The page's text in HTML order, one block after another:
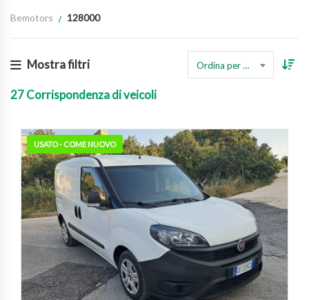
Bemotors 128000
Mostra filtri Ordina per prezzo
27Corrispondenza di veicoli
USATO - COME NUOVO